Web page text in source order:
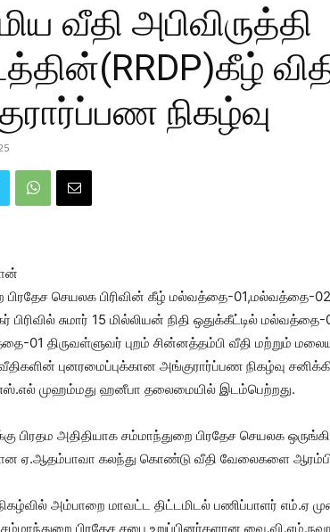
வீதி அபிவிருத்தி
நிகழ்வு
பிரதேச செயலக பிரிவின் கீழ் மல்வத்தை-01,மல்வத்தை-
பிரிவில் சுமார் 15 மில்லியன் நிதி ஒதுக்கீட்டில் மல்வத்தை-
01 திருவள்ளுவர் புறம் சின்னத்தம்பி வீதி மற்றும்
புனரமைப்புக்கான அங்குரார்ப்பண நிகழ்வு
முஹம்மது ஹனீபா தலைமையில் இடம்பெற்றது.
பிரதம அதிதியாக சம்மாந்துறை பிரதேச செயலக
ஏ.ஆதம்பாவா கலந்து கொண்டு வீதி வேலைகளை
அம்பாறை மாவட்ட திட்டமிடல் பணிப்பாளர் எம்.ஏ
பிரதேச சபை உறுப்பினர்களான